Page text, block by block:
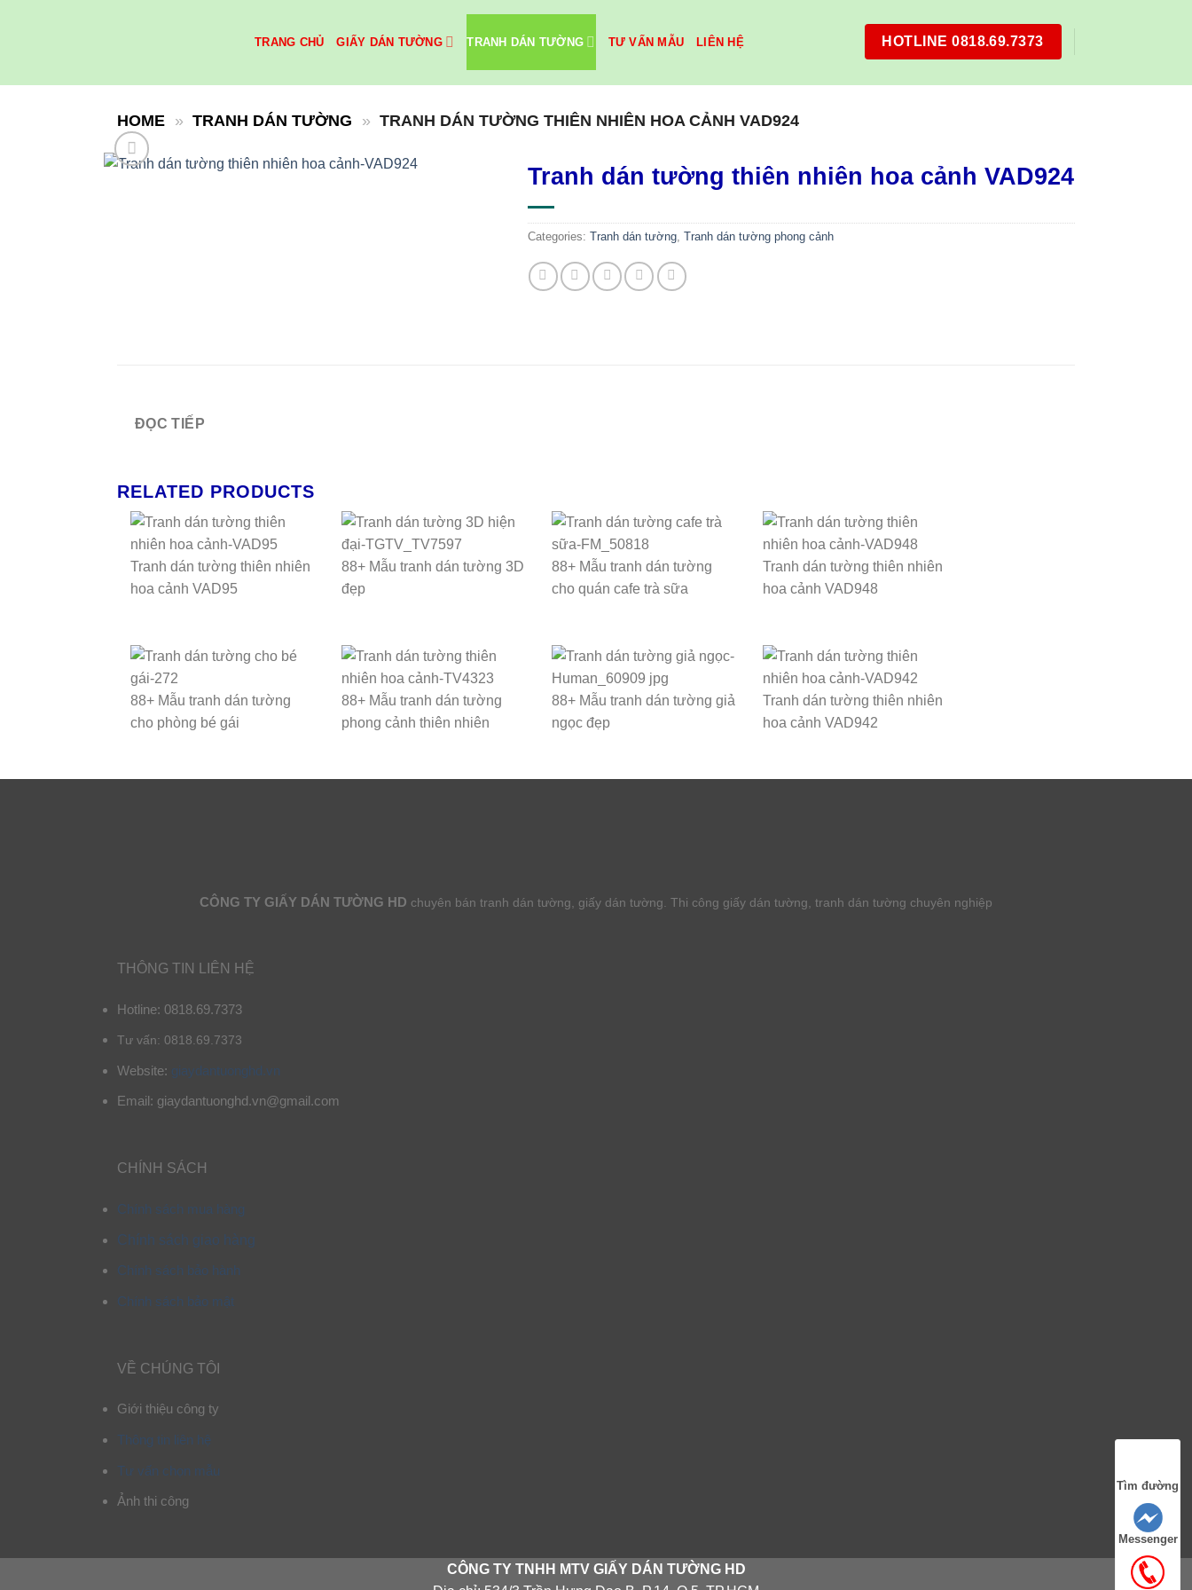
TRANG CHỦ GIẤY DÁN TƯỜNG TRANH DÁN TƯỜNG TƯ VẤN MẪU LIÊN HỆ HOTLINE 0818.69.7373
HOME » TRANH DÁN TƯỜNG » TRANH DÁN TƯỜNG THIÊN NHIÊN HOA CẢNH VAD924
Tranh dán tường thiên nhiên hoa cảnh VAD924
Categories: Tranh dán tường, Tranh dán tường phong cảnh
ĐỌC TIẾP
RELATED PRODUCTS
Tranh dán tường thiên nhiên
hoa cảnh VAD95
88+ Mẫu tranh dán tường 3D
đẹp
88+ Mẫu tranh dán tường
cho quán cafe trà sữa
Tranh dán tường thiên nhiên
hoa cảnh VAD948
88+ Mẫu tranh dán tường
cho phòng bé gái
88+ Mẫu tranh dán tường
phong cảnh thiên nhiên
88+ Mẫu tranh dán tường giả
ngọc đẹp
Tranh dán tường thiên nhiên
hoa cảnh VAD942
CÔNG TY GIẤY DÁN TƯỜNG HD chuyên bán tranh dán tường, giấy dán tường. Thi công giấy dán tường, tranh dán tường chuyên nghiệp
THÔNG TIN LIÊN HỆ
Hotline: 0818.69.7373
Tư vấn: 0818.69.7373
Website: giaydantuonghd.vn
Email: giaydantuonghd.vn@gmail.com
CHÍNH SÁCH
Chính sách mua hàng
Chính sách giao hàng
Chính sách bảo hành
Chính sách bảo mật
VỀ CHÚNG TÔI
Giới thiệu công ty
Thông tin liên hệ
Tư vấn chọn mẫu
Ảnh thi công
CÔNG TY TNHH MTV GIẤY DÁN TƯỜNG HD
Tìm đường
Messenger